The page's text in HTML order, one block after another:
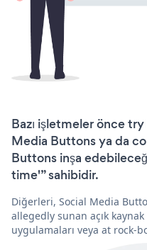
Bazı işletmeler önce
Media Buttons ya da
Buttons inşa
time'” sahibidir.
Diğerleri, Social Media
allegedly sunan açık
uygulamaları veya at rock-